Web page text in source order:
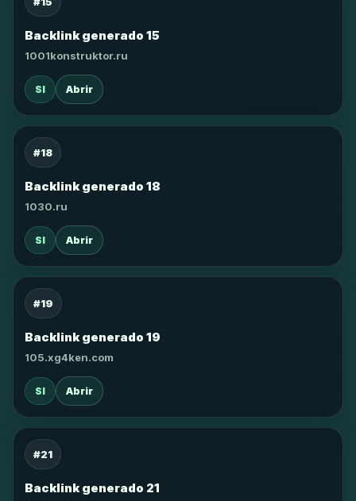
Backlink generado 15
1001konstruktor.ru
SI Abrir
#18
Backlink generado 18
1030.ru
SI Abrir
#19
Backlink generado 19
105.xg4ken.com
SI Abrir
#21
Backlink generado 21